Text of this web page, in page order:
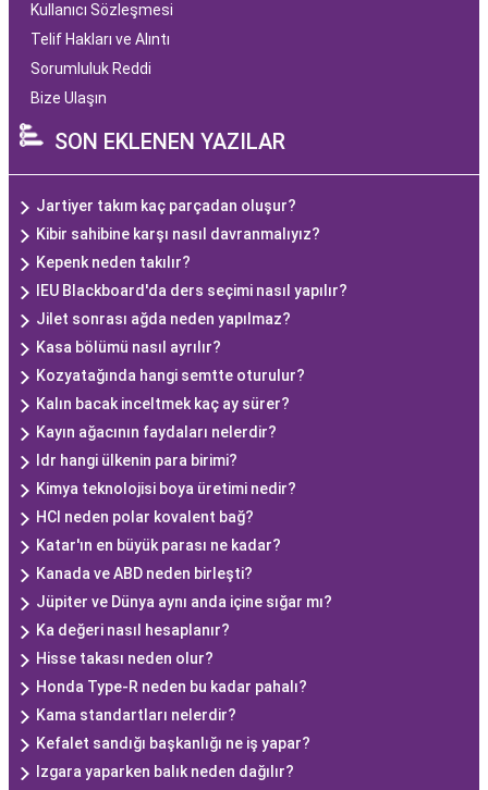
Kullanıcı Sözleşmesi
Telif Hakları ve Alıntı
Sorumluluk Reddi
Bize Ulaşın
SON EKLENEN YAZILAR
Jartiyer takım kaç parçadan oluşur?
Kibir sahibine karşı nasıl davranmalıyız?
Kepenk neden takılır?
IEU Blackboard'da ders seçimi nasıl yapılır?
Jilet sonrası ağda neden yapılmaz?
Kasa bölümü nasıl ayrılır?
Kozyatağında hangi semtte oturulur?
Kalın bacak inceltmek kaç ay sürer?
Kayın ağacının faydaları nelerdir?
Idr hangi ülkenin para birimi?
Kimya teknolojisi boya üretimi nedir?
HCl neden polar kovalent bağ?
Katar'ın en büyük parası ne kadar?
Kanada ve ABD neden birleşti?
Jüpiter ve Dünya aynı anda içine sığar mı?
Ka değeri nasıl hesaplanır?
Hisse takası neden olur?
Honda Type-R neden bu kadar pahalı?
Kama standartları nelerdir?
Kefalet sandığı başkanlığı ne iş yapar?
Izgara yaparken balık neden dağılır?